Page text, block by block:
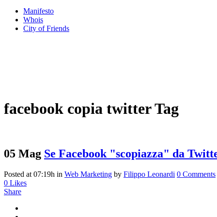
Manifesto
Whois
City of Friends
facebook copia twitter Tag
05 Mag Se Facebook "scopiazza" da
Posted at 07:19h in Web Marketing by Filippo Leonardi 0 Comments
0 Likes
Share